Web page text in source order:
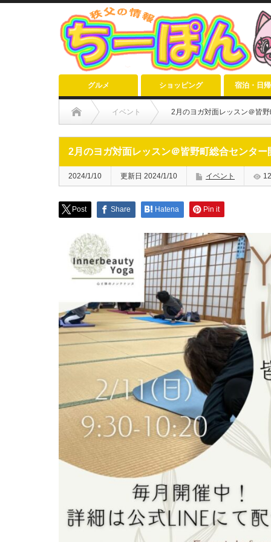
グルメ ショッピング 宿泊・日
イベント 2月のヨガ対面レッスン＠皆
2月のヨガ対面レッスン＠皆野町総合センター
2024/1/10 更新日 2024/1/10 イベント
Post Share Hatena Pin it